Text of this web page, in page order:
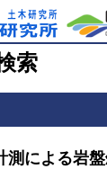
索
による岩盤